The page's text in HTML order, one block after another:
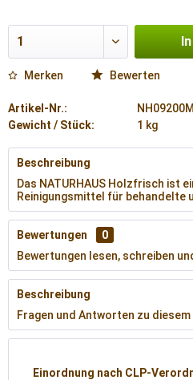
Merken Bewerten
Artikel-Nr.:
Gewicht / Stück:
1 kg
Beschreibung
Das NATURHAUS Holzfrisch ist
Reinigungsmittel für behandelte
Bewertungen
0
Bewertungen lesen, schreiben
Beschreibung
Fragen und Antworten zu
Einordnung nach CLP-